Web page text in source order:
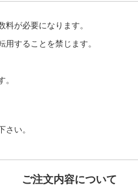
が必要になります。
することを禁じます。
い。
ご注文内容について